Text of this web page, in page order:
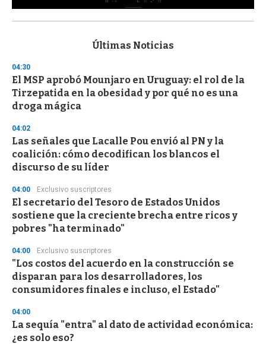
s
d
s
o
f
3
s
e
c
o
n
Últimas Noticias
04:30
El MSP aprobó Mounjaro en Uruguay: el rol de la
Tirzepatida en la obesidad y por qué no es una
droga mágica
04:02
Las señales que Lacalle Pou envió al PN y la
coalición: cómo decodifican los blancos el
discurso de su líder
04:00 Exclusivo suscriptores
El secretario del Tesoro de Estados Unidos
sostiene que la creciente brecha entre ricos y
pobres "ha terminado"
04:00 Exclusivo suscriptores
"Los costos del acuerdo en la construcción se
disparan para los desarrolladores, los
consumidores finales e incluso, el Estado"
04:00
La sequía "entra" al dato de actividad económica:
¿es solo eso?